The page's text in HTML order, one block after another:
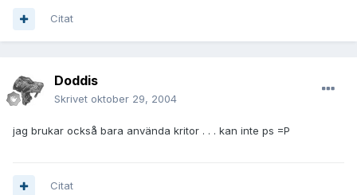
Citat
Doddis
Skrivet oktober 29, 2004
jag brukar också bara använda kritor . . . kan inte ps =P
Citat